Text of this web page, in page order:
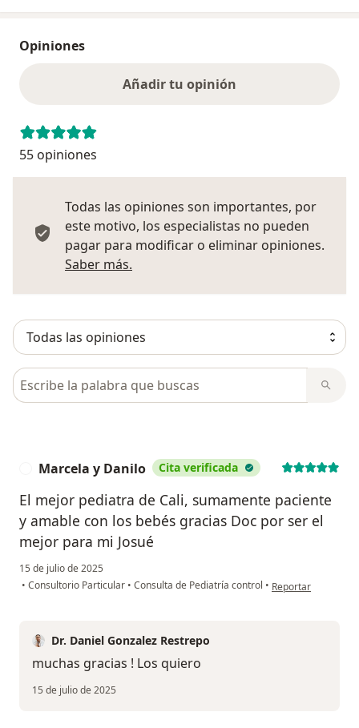
Opiniones
Añadir tu opinión
55 opiniones
Todas las opiniones son importantes, por
este motivo, los especialistas no pueden
pagar para modificar o eliminar opiniones.
Saber más.
Busca en opiniones
Marcela y Danilo Cita verificada
El mejor pediatra de Cali, sumamente paciente
y amable con los bebés gracias Doc por ser el
mejor para mi Josué
15 de julio de 2025
• Consultorio Particular • Consulta de Pediatría control • en opinión del
Reportar
Dr. Daniel Gonzalez Restrepo
muchas gracias ! Los quiero
15 de julio de 2025